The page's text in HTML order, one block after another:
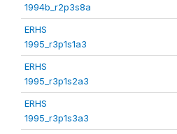
1994b_r2p3s8a
ERHS
1995_r3p1s1a3
ERHS
1995_r3p1s2a3
ERHS
1995_r3p1s3a3